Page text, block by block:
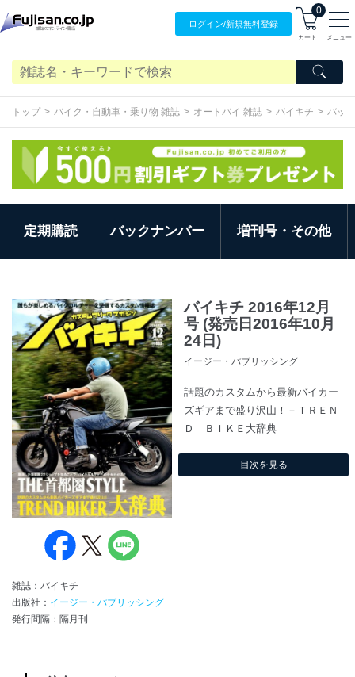
ログイン/新規無料登録
0
カート メニュー
トップ バイク・自動車・乗り物 雑誌 オートバイ 雑誌 バイキチ バッ
定期購読 バックナンバー 増刊号・その他
雑誌：バイキチ
出版社： イージー・パブリッシング
発行間隔：隔月刊
バイキチ 2016年12月
号 (発売日2016年10月
24日)
イージー・パブリッシング
話題のカスタムから最新バイカー
ズギアまで盛り沢山！－ＴＲＥＮ
Ｄ ＢＩＫＥ大辞典
目次を見る